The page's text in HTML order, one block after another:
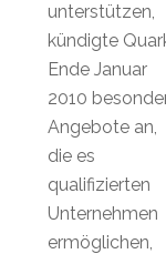
unterstützen,
kündigte
Ende Januar
2010
Angebote an,
die es
qualifizierten
Unternehmen
ermöglichen,